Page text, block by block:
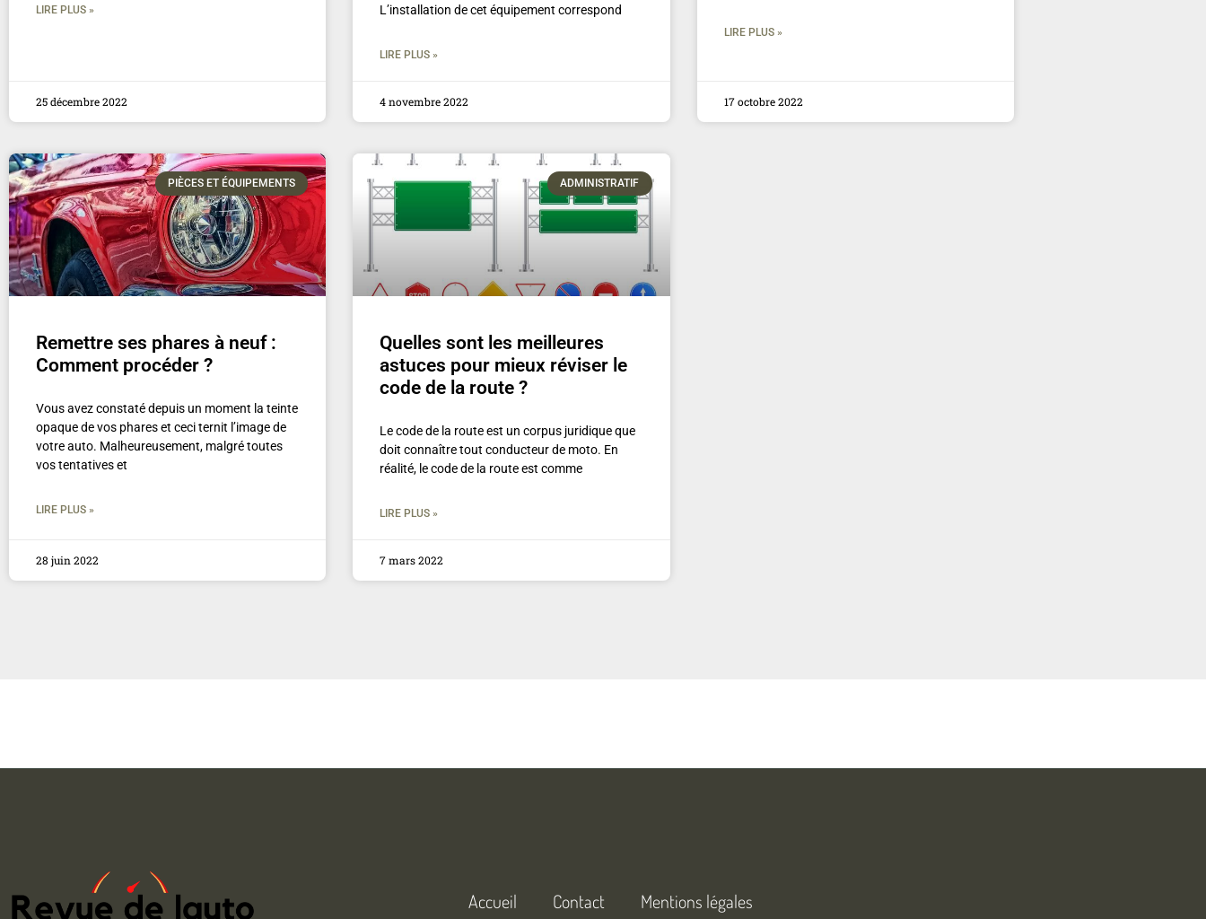
LIRE PLUS »
25 décembre 2022
L’installation de cet équipement correspond
LIRE PLUS »
4 novembre 2022
LIRE PLUS »
17 octobre 2022
PIÈCES ET ÉQUIPEMENTS
Remettre ses phares à neuf :
Comment procéder ?
Vous avez constaté depuis un moment la teinte
opaque de vos phares et ceci ternit l’image de
votre auto. Malheureusement, malgré toutes
vos tentatives et
LIRE PLUS »
28 juin 2022
ADMINISTRATIF
Quelles sont les meilleures
astuces pour mieux réviser le
code de la route ?
Le code de la route est un corpus juridique que
doit connaître tout conducteur de moto. En
réalité, le code de la route est comme
LIRE PLUS »
7 mars 2022
Accueil Contact Mentions légales